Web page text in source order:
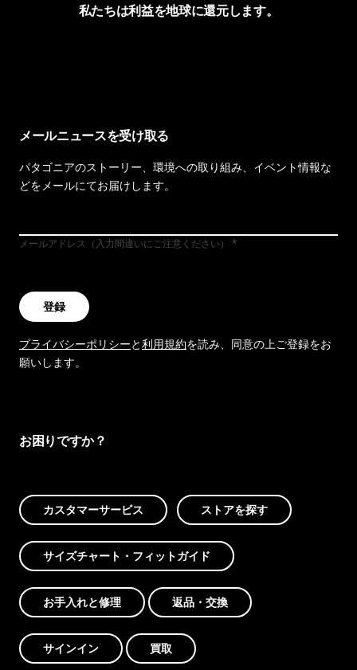
私たちは利益を地球に還元します。
メールニュースを受け取る
パタゴニアのストーリー、環境への取り組み、イベント情報な
どをメールにてお届けします。
メールアドレス（入力間違いにご注意ください）
登録
プライバシーポリシーと利用規約を読み、同意の上ご登録をお
願いします。
お困りですか？
カスタマーサービス ストアを探す
サイズチャート・フィットガイド
お手入れと修理 返品・交換
サインイン 買取